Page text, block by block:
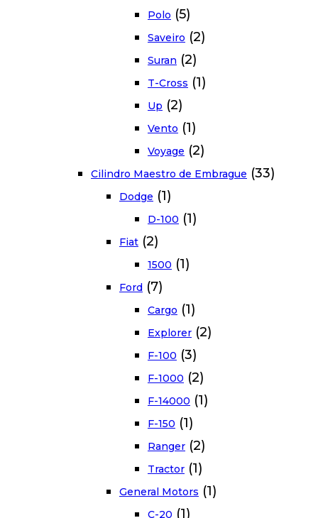
Polo (5)
Saveiro (2)
Suran (2)
T-Cross (1)
Up (2)
Vento (1)
Voyage (2)
Cilindro Maestro de Embrague (33)
Dodge (1)
D-100 (1)
Fiat (2)
1500 (1)
Ford (7)
Cargo (1)
Explorer (2)
F-100 (3)
F-1000 (2)
F-14000 (1)
F-150 (1)
Ranger (2)
Tractor (1)
General Motors (1)
C-20 (1)